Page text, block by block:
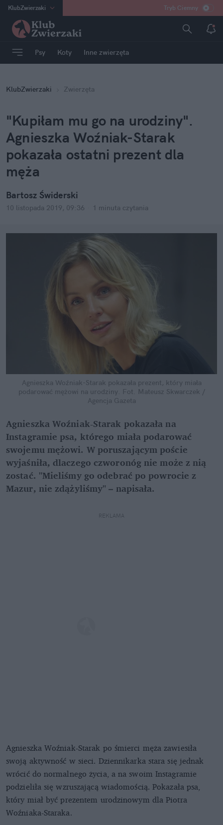
KlubZwierzaki
na:Temat
INN:Poland
ASZ:dziennik
dad :HERO
Tryb Ciemny
Psy Koty Inne zwierzęta
KlubZwierzaki Zwierzęta
"Kupiłam mu go na urodziny".
Agnieszka Woźniak-Starak
pokazała ostatni prezent dla
męża
Bartosz Świderski
10 listopada 2019, 09:36 1 minuta czytania
Agnieszka Woźniak-Starak pokazała prezent, który miała
podarować mężowi na urodziny.
Fot. Mateusz Skwarczek /
Agencja Gazeta
Agnieszka Woźniak-Starak pokazała na
Instagramie psa, którego miała podarować
swojemu mężowi. W poruszającym poście
wyjaśniła, dlaczego czworonóg nie może z nią
zostać. "Mieliśmy go odebrać po powrocie z
Mazur, nie zdążyliśmy" – napisała.
REKLAMA
Agnieszka Woźniak-Starak po śmierci męża zawiesiła
swoją aktywność w sieci. Dziennikarka stara się jednak
wrócić do normalnego życia, a na swoim Instagramie
podzieliła się wzruszającą wiadomością. Pokazała psa,
który miał być prezentem urodzinowym dla Piotra
Woźniaka-Staraka.